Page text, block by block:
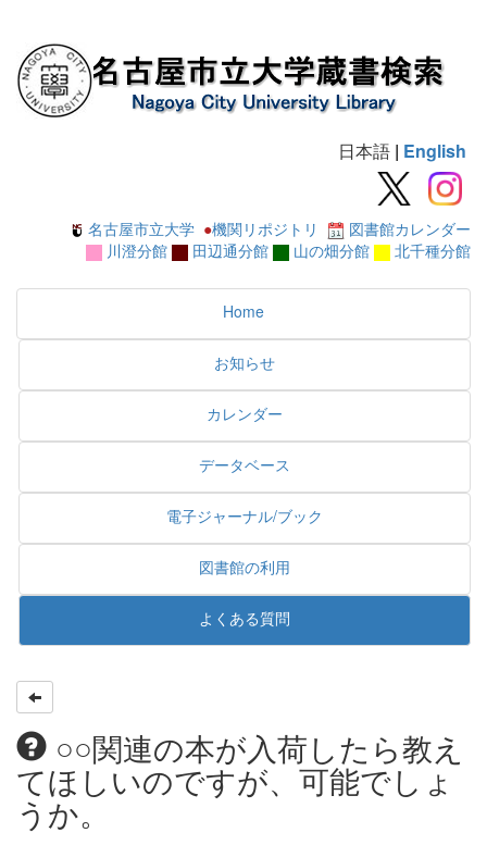
日本語 | English
名古屋市立大学 ●機関リポジトリ
図書館カレンダー
川澄分館
田辺通分館 山の畑分館 北千種分館
Home
お知らせ
カレンダー
データベース
電子ジャーナル/ブック
図書館の利用
よくある質問
○○関連の本が入荷したら教え
てほしいのですが、可能でしょ
うか。